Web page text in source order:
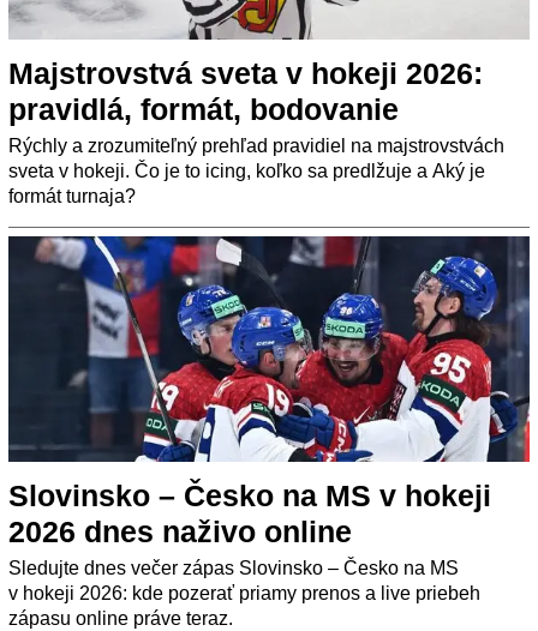
Majstrovstvá sveta v hokeji 2026:
pravidlá, formát, bodovanie
Rýchly a zrozumiteľný prehľad pravidiel na majstrovstvách
sveta v hokeji. Čo je to icing, koľko sa predlžuje a Aký je
formát turnaja?
Slovinsko – Česko na MS v hokeji
2026 dnes naživo online
Sledujte dnes večer zápas Slovinsko – Česko na MS
v hokeji 2026: kde pozerať priamy prenos a live priebeh
zápasu online práve teraz.